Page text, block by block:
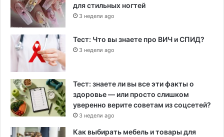
для стильных ногтей
3 недели ago
Тест: Что вы знаете про ВИЧ и СПИД?
3 недели ago
Тест: знаете ли вы все эти факты о
здоровье — или просто слишком
уверенно верите советам из соцсетей?
3 недели ago
Как выбирать мебель и товары для